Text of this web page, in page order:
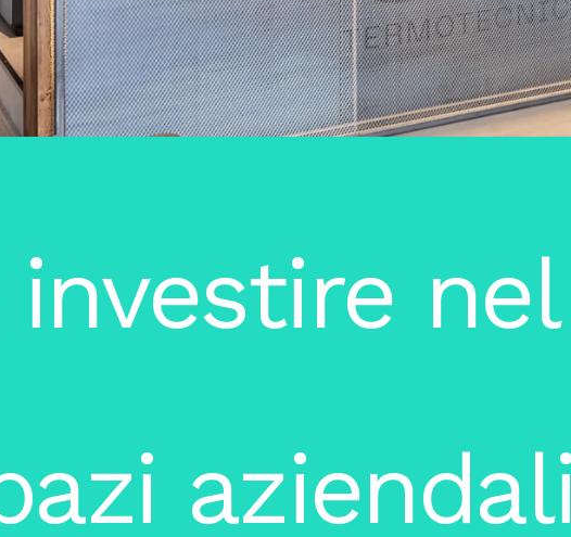
investire nel